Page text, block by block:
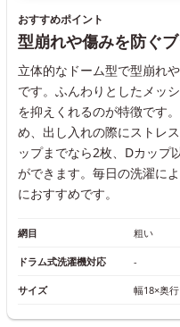
おすすめポイント
型崩れや傷みを防ぐ
立体的なドーム型で型崩れ
です。ふんわりとしたメッ
を抑えくれるのが特徴です
め、出し入れの際にストレ
ップまでなら2枚、Dカップ
ができます。毎日の洗濯に
におすすめです。
網目 粗い
ドラム式洗濯機対応 -
サイズ 幅18×奥